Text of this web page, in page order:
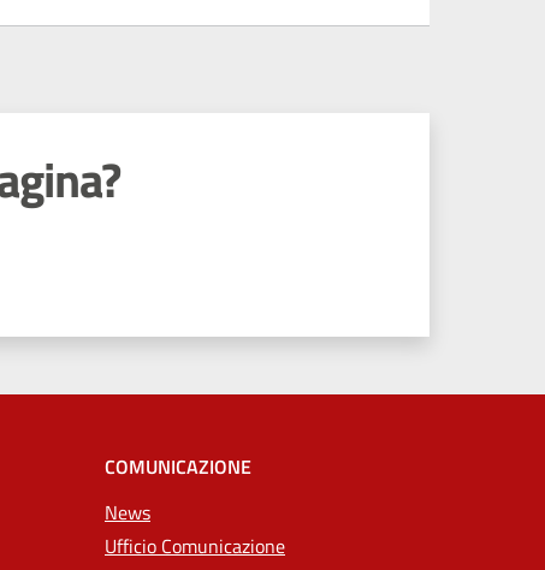
COMUNICAZIONE
News
Ufficio Comunicazione